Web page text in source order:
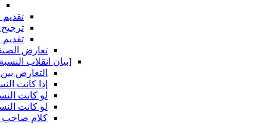
تعارض
[بيان انقلاب
التعارض
إذا كانت
لو كانت
لو كانت
كلام صاحب